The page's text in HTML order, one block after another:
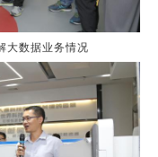
大数据业务情况